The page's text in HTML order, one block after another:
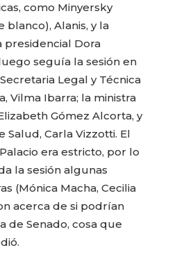
como Minyersky
blanco), Alanis, y la
presidencial Dora
seguía la sesión en
Legal y Técnica
Vilma Ibarra; la ministra
Gómez Alcorta, y
Salud, Carla Vizzotti. El
era estricto, por lo
la sesión algunas
(Mónica Macha, Cecilia
acerca de si podrían
de Senado, cosa que